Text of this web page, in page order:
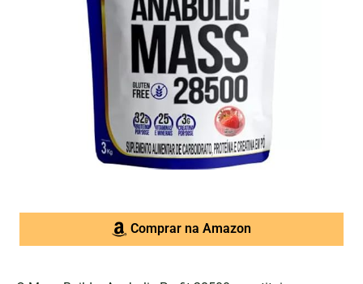
Comprar na Amazon